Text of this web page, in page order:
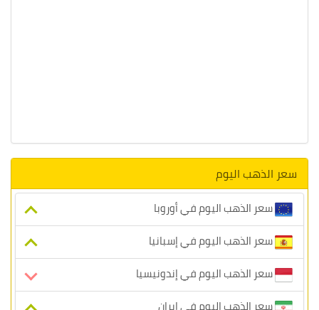
سعر الذهب اليوم
سعر الذهب اليوم في أوروبا
سعر الذهب اليوم في إسبانيا
سعر الذهب اليوم في إندونيسيا